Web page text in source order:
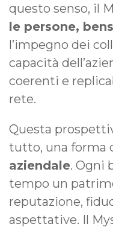
questo senso, il
le persone,
l’impegno dei
capacità
coerenti e
rete.
Questa
tutto, una forma
aziendale. Ogni
tempo un
reputazione,
aspettative. Il